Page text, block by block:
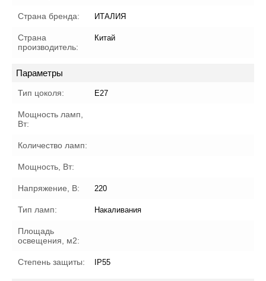
Страна бренда: ИТАЛИЯ
Страна
производитель:
Китай
Параметры
Тип цоколя: E27
Мощность ламп,
Вт:
Количество ламп:
Мощность, Вт:
Напряжение, В: 220
Тип ламп: Накаливания
Площадь
освещения, м2:
Степень защиты: IP55